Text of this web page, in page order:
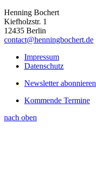
Henning Bochert
Kiefholzstr. 1
12435 Berlin
contact@henningbochert.de
Impressum
Datenschutz
Newsletter abonnieren
Kommende Termine
nach oben